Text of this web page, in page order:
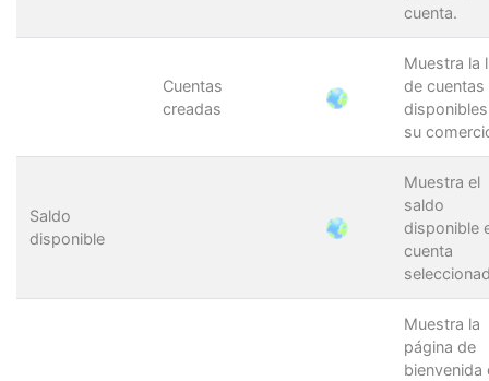
cuenta.
Cuentas
creadas
Muestra la
de cuentas
su
Saldo
disponible
Muestra el
saldo
disponible
cuenta
Muestra la
página de
bienvenida